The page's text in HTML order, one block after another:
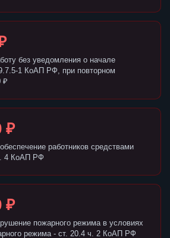
без уведомления о начале
1 КоАП РФ, при повторном
₽
₽
работников средствами
4 КоАП РФ
₽
пожарного режима в условиях
режима - ст. 20.4 ч. 2 КоАП РФ